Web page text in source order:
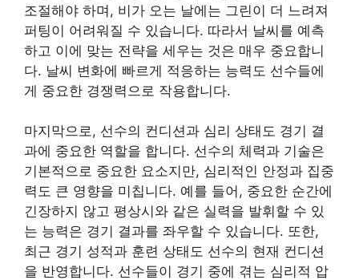
조절해야 하며, 비가 오는 날에는 그린이 더 느려져
퍼팅이 어려워질 수 있습니다. 따라서 날씨를 예측
하고 이에 맞는 전략을 세우는 것은 매우 중요합니
다. 날씨 변화에 빠르게 적응하는 능력도 선수들에
게 중요한 경쟁력으로 작용합니다.
마지막으로, 선수의 컨디션과 심리 상태도 경기 결
과에 중요한 역할을 합니다. 선수의 체력과 기술은
기본적으로 중요한 요소지만, 심리적인 안정과 집중
력도 큰 영향을 미칩니다. 예를 들어, 중요한 순간에
긴장하지 않고 평상시와 같은 실력을 발휘할 수 있
는 능력은 경기 결과를 좌우할 수 있습니다. 또한,
최근 경기 성적과 훈련 상태도 선수의 현재 컨디션
을 반영합니다. 선수들이 경기 중에 겪는 심리적 압